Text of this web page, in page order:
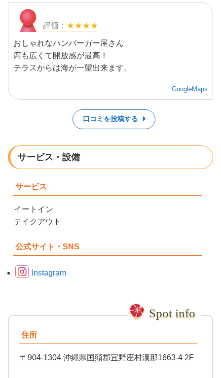
★★★★
おしゃれなハンバーガー屋さん
席も広くて開放感が最高！
テラスからは海が一望出来ます。
GoogleMaps
口コミを投稿する
サービス・設備
サービス
イートイン
テイクアウト
公式サイト・SNS
Instagram
住所
〒904-1304 沖縄県国頭郡宜野座村漢那1663-4 2F